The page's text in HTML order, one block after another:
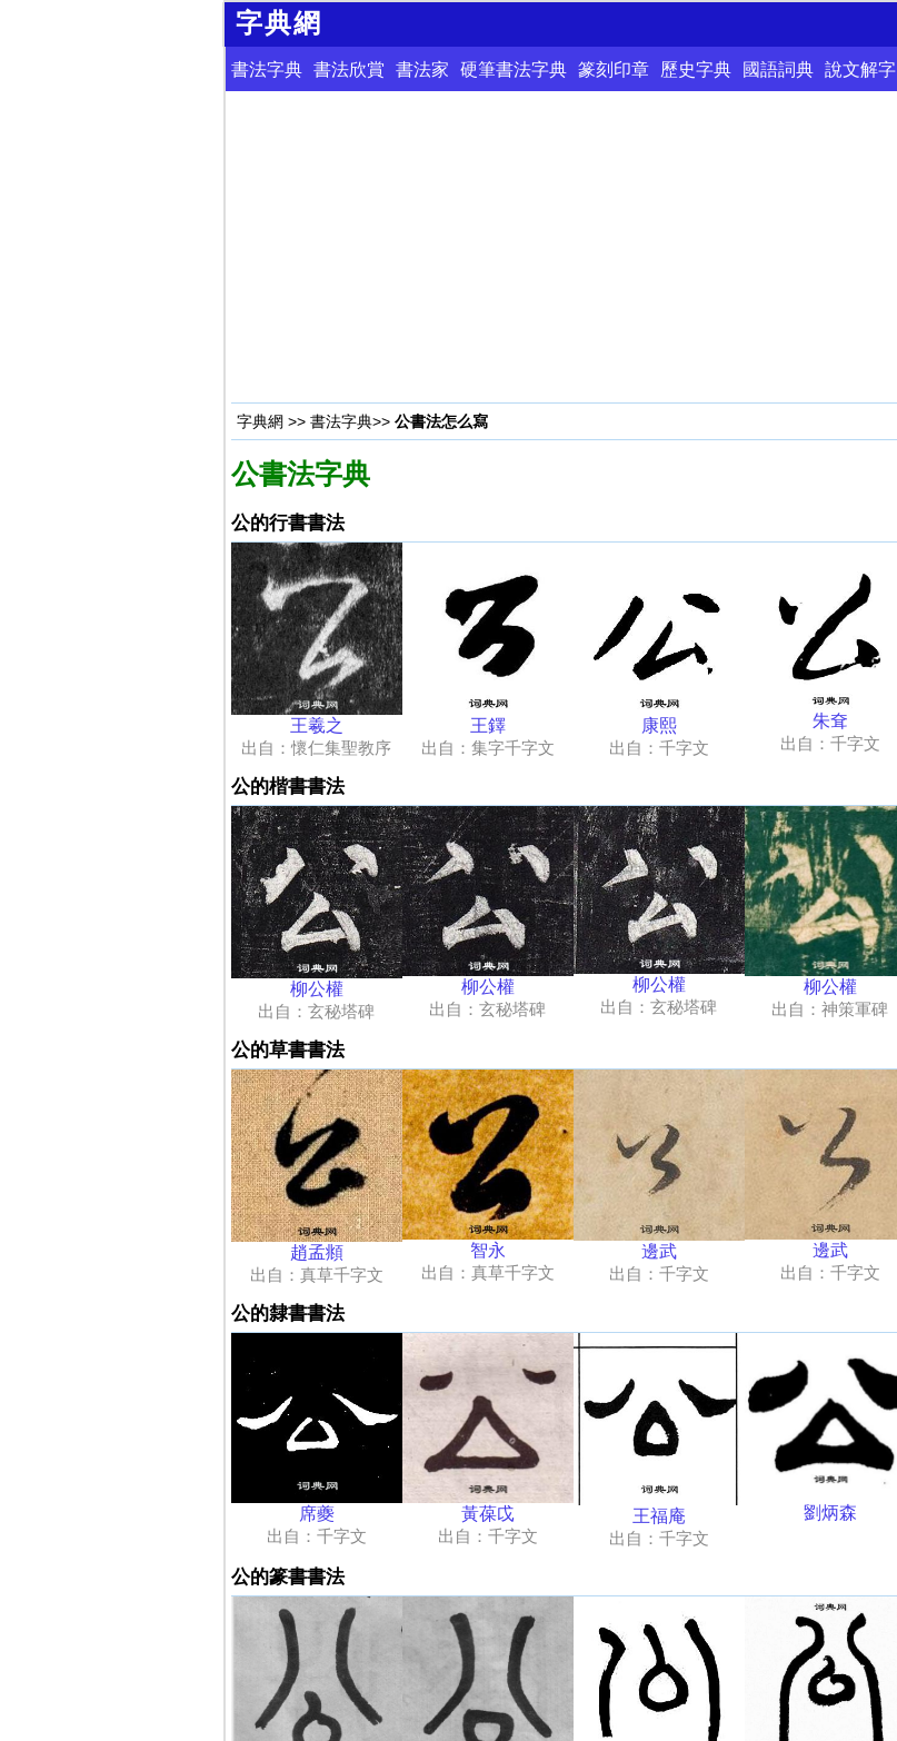
字典網
書法字典 書法欣賞 書法家 硬筆書法字典 篆刻印章 歷史字典 國語詞典 說文解字
字典網 >> 書法字典>> 公書法怎么寫
公書法字典
公的行書書法
王羲之
出自：懷仁集聖教序
王鐸
出自：集字千字文
康熙
出自：千字文
朱耷
出自：千字文
公的楷書書法
柳公權
出自：玄秘塔碑
柳公權
出自：玄秘塔碑
柳公權
出自：玄秘塔碑
柳公權
出自：神策軍碑
公的草書書法
趙孟頫
出自：真草千字文
智永
出自：真草千字文
邊武
出自：千字文
邊武
出自：千字文
公的隸書書法
席夔
出自：千字文
黃葆戉
出自：千字文
王福庵
出自：千字文
劉炳森
公的篆書書法